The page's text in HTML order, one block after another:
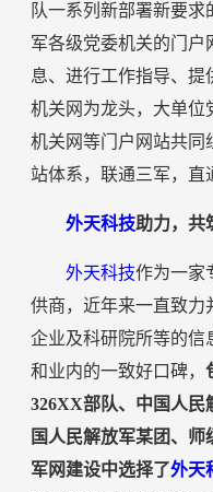
队一系列新部署新要
军各级党委机关的门户
息、进行工作指导、提
机关网为龙头，大单位
机关网等门户网站共同
站体系，联通三军，直
外天科技助力，共
外天科技作为一家
供商，近年来一直致力
企业及科研院所等的信
和业内的一致好口碑，
326XX部队、中国人民
国人民解放军某团、
军网建设中选择了外天